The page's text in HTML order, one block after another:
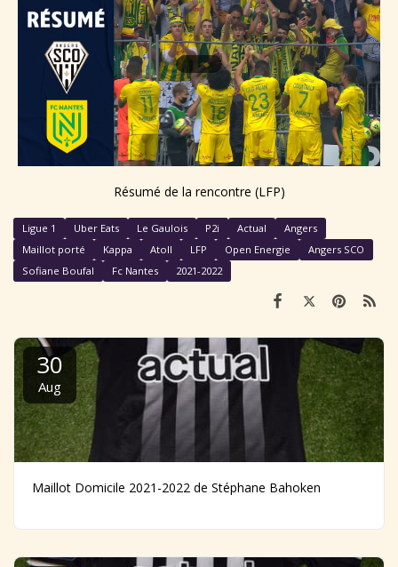
Résumé de la rencontre (LFP)
Ligue 1 Uber Eats Le Gaulois P2i Actual
Angers
Maillot porté
Kappa Atoll LFP Open Energie
Angers SCO
Sofiane Boufal
Fc Nantes 2021-2022
30
Aug
Maillot Domicile 2021-2022 de Stéphane Bahoken